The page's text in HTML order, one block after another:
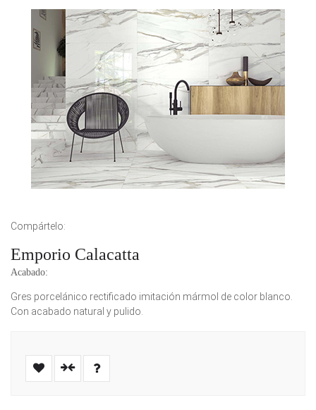
Compártelo:
Emporio Calacatta
Acabado:
Gres porcelánico rectificado imitación mármol de color blanco.
Con acabado natural y pulido.